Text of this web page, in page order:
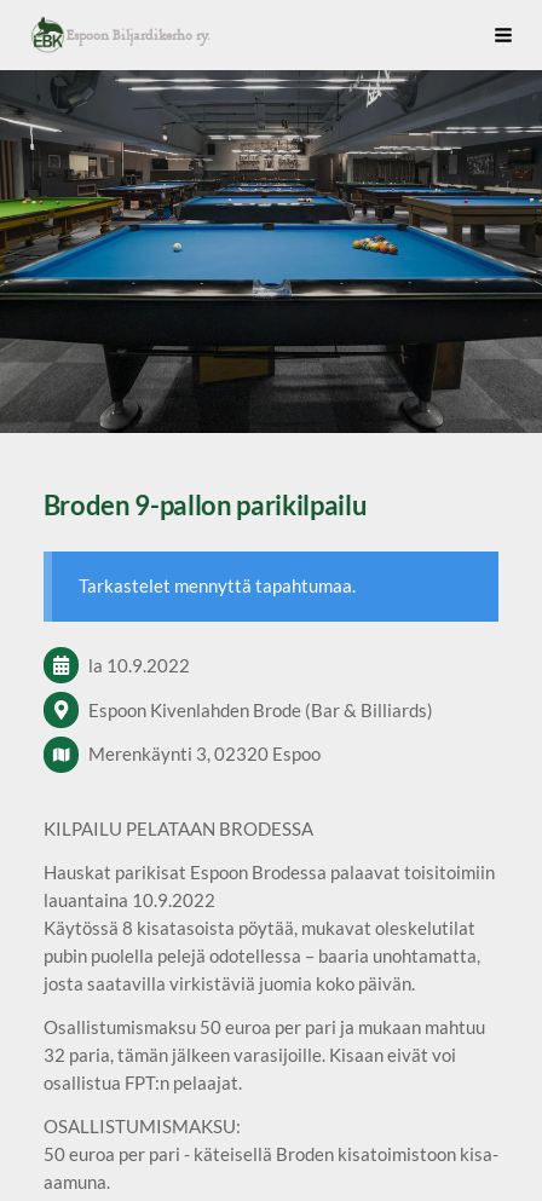
Siirry
sivun
sisältöön
Espoon Biljardikerho ry.
Broden 9-pallon parikilpailu
Tarkastelet mennyttä tapahtumaa.
la 10.9.2022
Espoon Kivenlahden Brode (Bar & Billiards)
Merenkäynti 3, 02320 Espoo
KILPAILU PELATAAN BRODESSA
Hauskat parikisat Espoon Brodessa palaavat toisitoimiin
lauantaina 10.9.2022
Käytössä 8 kisatasoista pöytää, mukavat oleskelutilat
pubin puolella pelejä odotellessa – baaria unohtamatta,
josta saatavilla virkistäviä juomia koko päivän.
Osallistumismaksu 50 euroa per pari ja mukaan mahtuu
32 paria, tämän jälkeen varasijoille. Kisaan eivät voi
osallistua FPT:n pelaajat.
OSALLISTUMISMAKSU:
50 euroa per pari - käteisellä Broden kisatoimistoon kisa-
aamuna.